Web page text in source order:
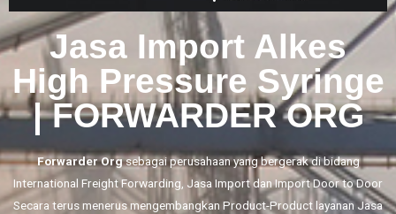
Jasa Import Alkes
High Pressure Syringe
| FORWARDER ORG
Forwarder Orgsebagai perusahaan yang bergerak di bidang
International Freight Forwarding, Jasa ImportdanImport Door to Door
Secara terus menerus mengembangkan Product-Product layanan Jasa